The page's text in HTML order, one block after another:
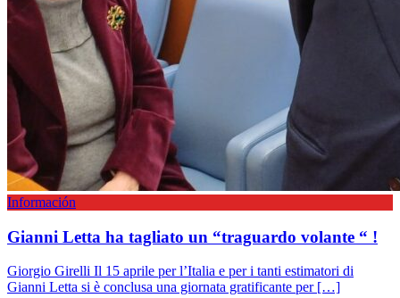
Información
Gianni Letta ha tagliato un “traguardo volante “ !
Giorgio Girelli Il 15 aprile per l’Italia e per i tanti estimatori di
Gianni Letta si è conclusa una giornata gratificante per […]